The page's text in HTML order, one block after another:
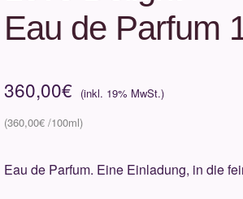
Eau de Parfum
360,00€
360,00€
Eau de Parfum. Eine Einladung, in die